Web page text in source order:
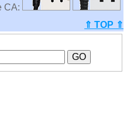
CA:
⇑ TOP ⇑